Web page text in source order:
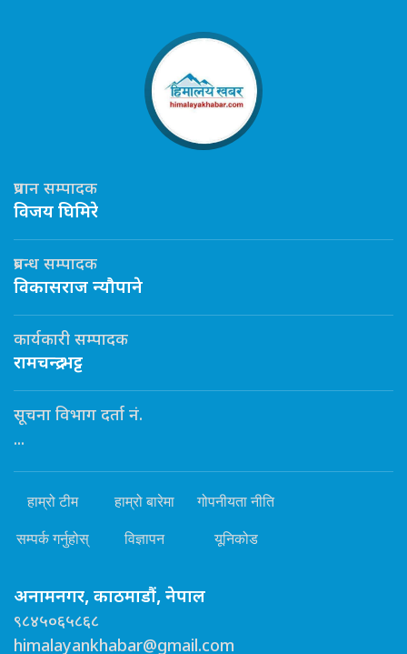
प्रधान सम्पादक
विजय घिमिरे
प्रबन्ध सम्पादक
विकासराज न्यौपाने
कार्यकारी सम्पादक
रामचन्द्र भट्ट
सूचना विभाग दर्ता नं.
...
हाम्रो टीम हाम्रो बारेमा गोपनीयता नीति
सम्पर्क गर्नुहोस् विज्ञापन यूनिकोड
अनामनगर, काठमाडौं, नेपाल
९८४५०६५८६८
himalayankhabar@gmail.com